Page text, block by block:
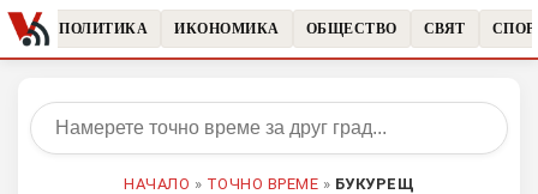
ПОЛИТИКА ИКОНОМИКА ОБЩЕСТВО СВЯТ
НАЧАЛО » ТОЧНО ВРЕМЕ » БУКУРЕЩ